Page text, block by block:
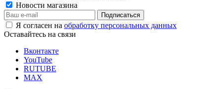
Новости магазина
Я согласен на обработку персональных данных
Оставайтесь на связи
Вконтакте
YouTube
RUTUBE
MAX